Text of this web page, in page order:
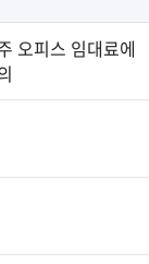
오피스 임대료에